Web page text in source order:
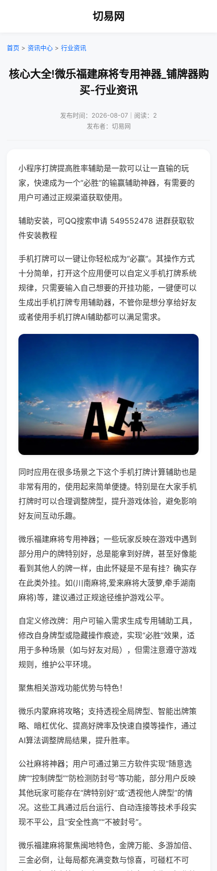
切易网
首页 > 资讯中心 > 行业资讯
核心大全!微乐福建麻将专用神器_铺牌器购
买-行业资讯
发布时间：2026-08-07｜阅读：2
发布者：切易网
小程序打牌提高胜率辅助是一款可以让一直输的玩
家，快速成为一个“必胜”的输赢辅助神器，有需要的
用户可通过正规渠道获取使用。
辅助安装，可QQ搜索申请 549552478 进群获取软
件安装教程
手机打牌可以一键让你轻松成为“必赢”。其操作方式
十分简单，打开这个应用便可以自定义手机打牌系统
规律，只需要输入自己想要的开挂功能，一键便可以
生成出手机打牌专用辅助器，不管你是想分享给好友
或者使用手机打牌AI辅助都可以满足需求。
同时应用在很多场景之下这个手机打牌计算辅助也是
非常有用的，使用起来简单便捷。特别是在大家手机
打牌时可以合理调整牌型，提升游戏体验，避免影响
好友间互动乐趣。
微乐福建麻将专用神器；一些玩家反映在游戏中遇到
部分用户的牌特别好，总是能拿到好牌，甚至好像能
看到其他人的牌一样，由此怀疑是不是有挂？确实存
在此类外挂。如(川南麻将,爱来麻将大菠萝,牵手湖南
麻将)等，建议通过正规途径维护游戏公平。
自定义修改牌：用户可输入需求生成专用辅助工具，
修改自身牌型或隐藏操作痕迹，实现“必胜”效果，适
用于多种场景（如与好友对局），但需注意遵守游戏
规则，维护公平环境。
聚焦相关游戏功能优势与特色！
微乐内蒙麻将攻略；支持透视全局牌型、智能出牌策
略、暗杠优化、提高好牌率及快速自摸等操作，通过
AI算法调整牌局结果，提升胜率。
公社麻将神器；用户可通过第三方软件实现“随意选
牌”“控制牌型”“防检测防封号”等功能，部分用户反映
其他玩家可能存在“牌特别好”或“透视他人牌型”的情
况。这些工具通过后台运行、自动连接等技术手段实
现不平公，且“安全性高”“不被封号”。
微乐福建麻将聚焦闽地特色，金牌万能、多游加倍、
三金必倒，让每局都充满变数与惊喜，可碰杠不可